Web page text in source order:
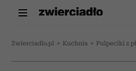
Zwierciadlo.pl > Kuchnia > Pulpeciki z